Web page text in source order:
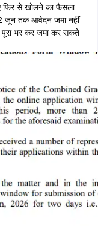
फिर से खोलने का फैसला
जून तक आवेदन जमा नहीं
भर कर जमा कर सकते